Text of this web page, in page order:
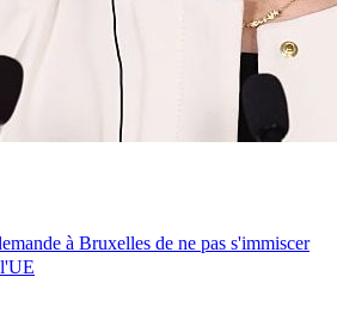
à Bruxelles de ne pas s'immiscer